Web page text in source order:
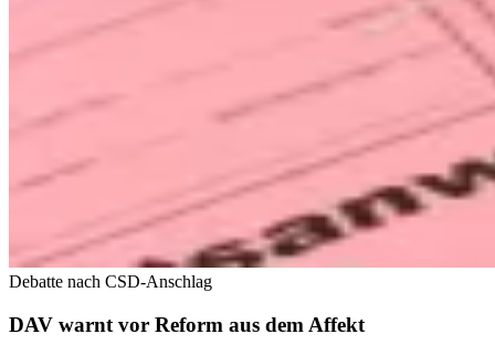
Debatte nach CSD-Anschlag
DAV warnt vor Reform aus dem Affekt